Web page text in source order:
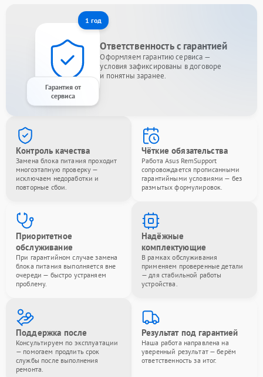
1 год
Гарантия от
сервиса
Ответственность с гарантией
Оформляем гарантию сервиса —
условия зафиксированы в договоре
и понятны заранее.
Контроль качества
Замена блока питания проходит
многоэтапную проверку —
исключаем недоработки и
повторные сбои.
Чёткие обязательства
Работа Asus RemSupport
сопровождается прописанными
гарантийными условиями — без
размытых формулировок.
Приоритетное
обслуживание
При гарантийном случае замена
блока питания выполняется вне
очереди — быстро устраняем
проблему.
Надёжные
комплектующие
В рамках обслуживания
применяем проверенные детали
— для стабильной работы
устройства.
Поддержка после
Консультируем по эксплуатации
— помогаем продлить срок
службы после выполнения
ремонта.
Результат под гарантией
Наша работа направлена на
уверенный результат — берём
ответственность за итог.